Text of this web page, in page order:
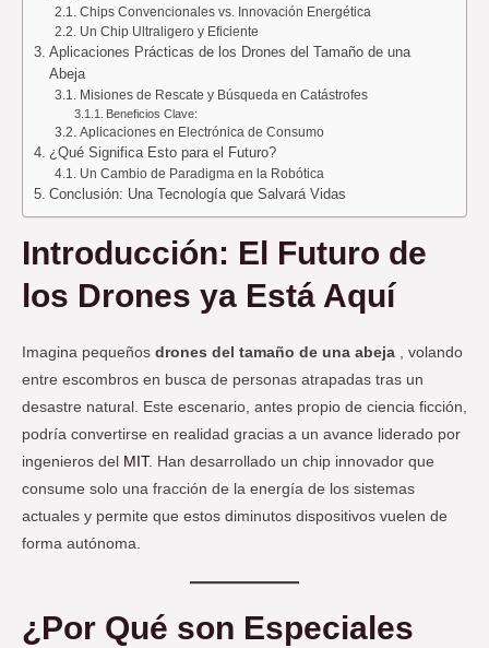
Chips Convencionales vs. Innovación Energética
Un Chip Ultraligero y Eficiente
Aplicaciones Prácticas de los Drones del Tamaño de una
Abeja
Misiones de Rescate y Búsqueda en Catástrofes
Beneficios Clave:
Aplicaciones en Electrónica de Consumo
¿Qué Significa Esto para el Futuro?
Un Cambio de Paradigma en la Robótica
Conclusión: Una Tecnología que Salvará Vidas
Introducción: El Futuro de
los Drones ya Está Aquí
Imagina pequeños drones del tamaño de una abeja , volando
entre escombros en busca de personas atrapadas tras un
desastre natural. Este escenario, antes propio de ciencia ficción,
podría convertirse en realidad gracias a un avance liderado por
ingenieros del
MIT. Han desarrollado un chip innovador que
consume solo una fracción de la energía de los sistemas
actuales y permite que estos diminutos dispositivos vuelen de
forma autónoma.
¿Por Qué son Especiales